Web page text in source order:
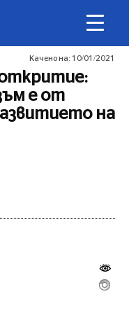
Качено на: 10/01/2021
откритие:
е от
на